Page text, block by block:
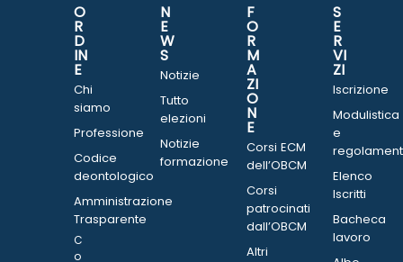
O
R
D
IN
E
Chi
siamo
Professione
Codice
deontologico
Amministrazione
Trasparente
C
o
N
E
W
S
Notizie
Tutto
elezioni
Notizie
formazione
F
O
R
M
A
ZI
O
N
E
Corsi ECM
dell’OBCM
Corsi
patrocinati
dall’OBCM
Altri
S
E
R
VI
ZI
Iscrizione
Modulistica
e
Elenco
Iscritti
Bacheca
lavoro